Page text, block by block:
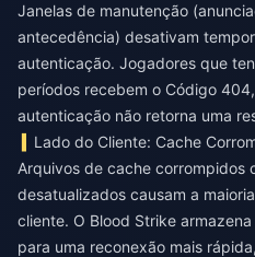
Janelas de manutenção
antecedência) desativam
autenticação. Jogadores que
períodos recebem o Código
autenticação não retorna uma
Lado do Cliente: Cache
Arquivos de cache corrompidos
desatualizados causam a
cliente. O Blood Strike
para uma reconexão mais